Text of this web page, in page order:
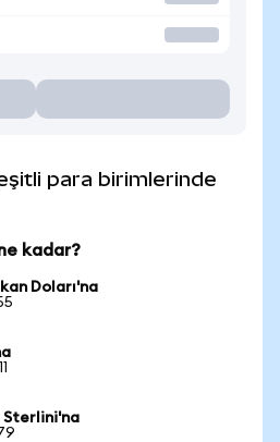
para birimlerinde
kadar?
Doları'na
Sterlini'na